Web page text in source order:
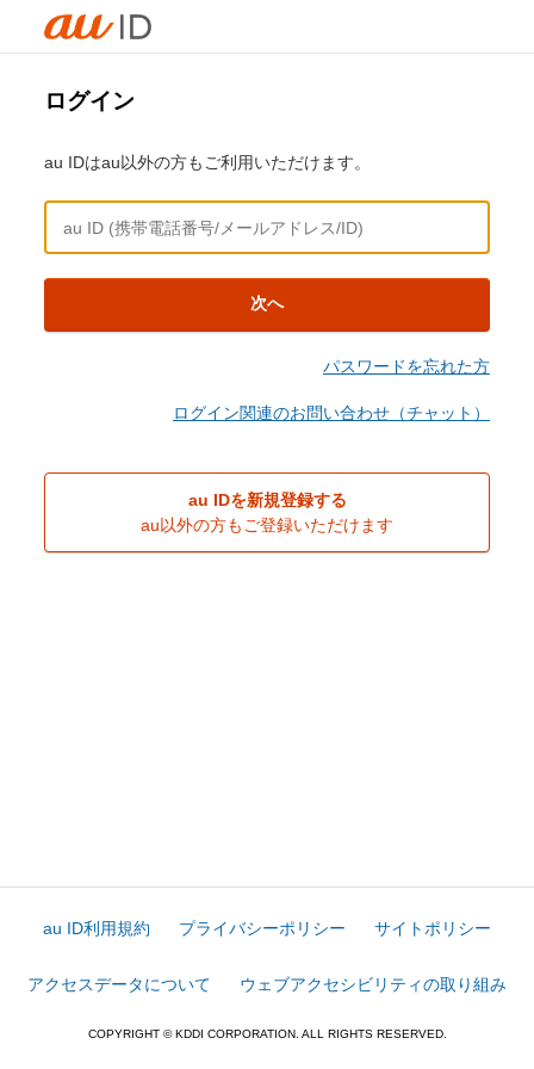
ログイン
au IDはau以外の方もご利用いただけます。
次へ
パスワードを忘れた方
ログイン関連のお問い合わせ（チャット）
au IDを新規登録する
au以外の方もご登録いただけます
au ID利用規約 プライバシーポリシー サイトポリシー
アクセスデータについて ウェブアクセシビリティの取り組み
COPYRIGHT © KDDI CORPORATION. ALL RIGHTS RESERVED.